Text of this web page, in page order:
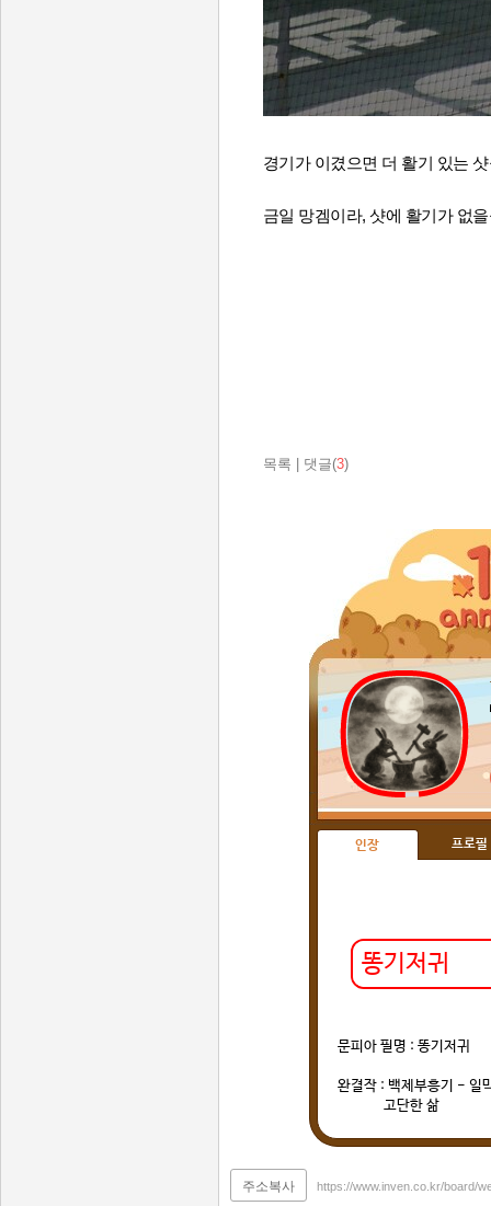
경기가 이겼으면 더 활기 있는
금일 망겜이라, 샷에 활기가 없을
목록 댓글(3)
인장 프로필
문피아 필명 : 똥기저귀
완결작 : 백제부흥기 - 일
고단한 삶
주소복사 https://www.inven.co.kr/board/